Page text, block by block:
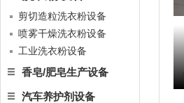
剪切造粒洗衣粉设备
喷雾干燥洗衣粉设备
工业洗衣粉设备
香皂/肥皂生产设备
汽车养护剂设备